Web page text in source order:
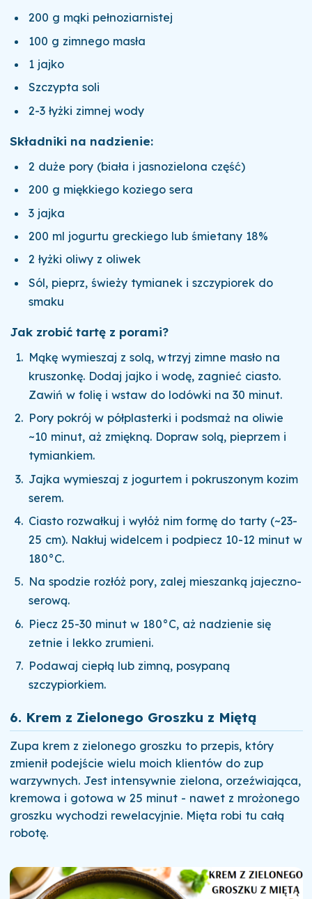
200 g mąki pełnoziarnistej
100 g zimnego masła
1 jajko
Szczypta soli
2-3 łyżki zimnej wody
Składniki na nadzienie:
2 duże pory (biała i jasnozielona część)
200 g miękkiego koziego sera
3 jajka
200 ml jogurtu greckiego lub śmietany 18%
2 łyżki oliwy z oliwek
Sól, pieprz, świeży tymianek i szczypiorek do
smaku
Jak zrobić tartę z porami?
Mąkę wymieszaj z solą, wtrzyj zimne masło na
kruszonkę. Dodaj jajko i wodę, zagnieć ciasto.
Zawiń w folię i wstaw do lodówki na 30 minut.
Pory pokrój w półplasterki i podsmaż na oliwie
~10 minut, aż zmiękną. Dopraw solą, pieprzem i
tymiankiem.
Jajka wymieszaj z jogurtem i pokruszonym kozim
serem.
Ciasto rozwałkuj i wyłóż nim formę do tarty (~23-
25 cm). Nakłuj widelcem i podpiecz 10-12 minut w
180°C.
Na spodzie rozłóż pory, zalej mieszanką jajeczno-
serową.
Piecz 25-30 minut w 180°C, aż nadzienie się
zetnie i lekko zrumieni.
Podawaj ciepłą lub zimną, posypaną
szczypiorkiem.
6. Krem z Zielonego Groszku z Miętą
Zupa krem z zielonego groszku to przepis, który
zmienił podejście wielu moich klientów do zup
warzywnych. Jest intensywnie zielona, orzeźwiająca,
kremowa i gotowa w 25 minut - nawet z mrożonego
groszku wychodzi rewelacyjnie. Mięta robi tu całą
robotę.